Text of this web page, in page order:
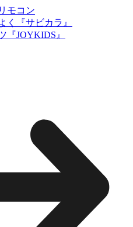
モコン
く『サビカラ』
『JOYKIDS』